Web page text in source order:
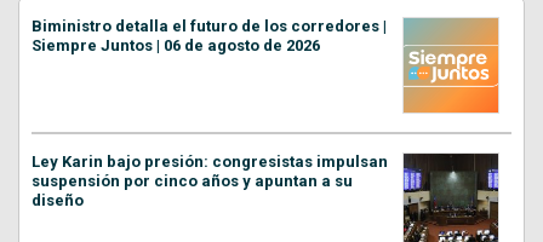
Biministro detalla el futuro de los corredores |
Siempre Juntos | 06 de agosto de 2026
Ley Karin bajo presión: congresistas impulsan
suspensión por cinco años y apuntan a su
diseño